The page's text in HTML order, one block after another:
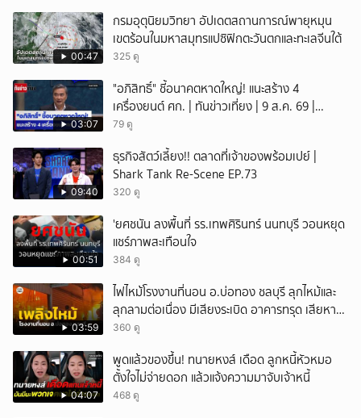
00:47
กรมอุตุนิยมวิทยา อัปเดตสถานการณ์พายุหมุน
เขตร้อนในมหาสมุทรแปซิฟิกตะวันตกและทะเลจีนใต้
325 ดู
03:07
"อภิสิทธิ์" ชี้อนาคตหาดใหญ่! แนะสร้าง 4
เครื่องยนต์ ศก. | ทันข่าวเที่ยง | 9 ส.ค. 69 |
NationTV22
79 ดู
09:40
ธุรกิจสัตว์เลี้ยง!! ตลาดที่เจ้าของพร้อมเปย์ |
Shark Tank Re-Scene EP.73
320 ดู
00:51
'ยศชนัน ลงพื้นที่ รร.เทพศิรินทร์ นนทบุรี วอนหยุด
แชร์ภาพสะเทือนใจ
384 ดู
03:59
ไฟไหม้โรงงานที่นอน อ.บ่อทอง ชลบุรี ลุกไหม้และ
ลุกลามต่อเนื่อง มีเสียงระเบิด อาคารทรุด เสียหาย
หนัก
360 ดู
04:07
พูดแล้วของขึ้น! ทนายหงส์ เดือด ลูกหนี้หัวหมอ
ตั้งใจไม่จ่ายดอก แล้วแจ้งความมาจับเจ้าหนี้
468 ดู